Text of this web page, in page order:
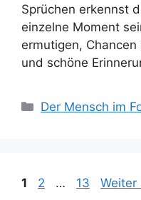
Sprüchen erkennst
einzelne Moment
ermutigen,
und schöne
Kategorien
Der Mensch im
Seite
1 Seite
2 … Seite
13 Weiter